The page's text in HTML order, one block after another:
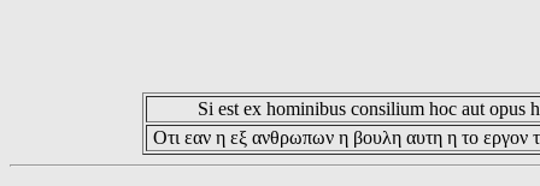
Si est ex hominibus consilium hoc aut opus
Οτι εαν η εξ ανθρωπων η βουλη αυτη η το εργον